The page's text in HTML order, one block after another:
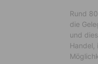
Rund
die
und
Handel,